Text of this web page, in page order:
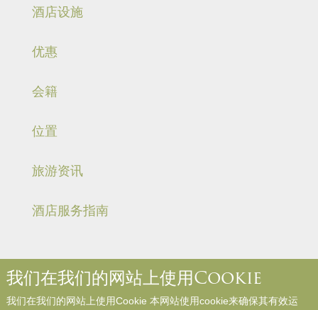
酒店设施
优惠
会籍
位置
旅游资讯
酒店服务指南
我们在我们的网站上使用Cookie
我们在我们的网站上使用Cookie 本网站使用cookie来确保其有效运